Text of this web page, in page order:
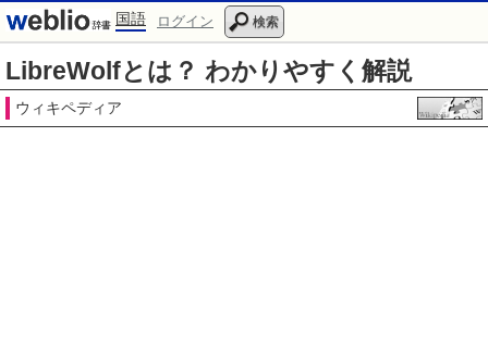
国語 ログイン 検索
LibreWolfとは？ わかりやすく解説
ウィキペディア